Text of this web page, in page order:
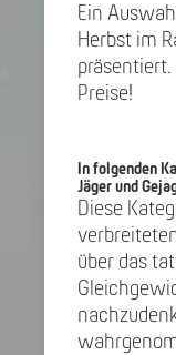
Ein
Herbst im
Preise!
In folgenden
Jäger und
Diese
über das